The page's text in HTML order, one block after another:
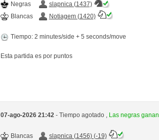
Negras
slapnica (1437)
Blancas
Notiagem (1420)
Tiempo: 2 minutes/side + 5 seconds/move
Esta partida es por puntos
07-ago-2026 21:42 - Tiempo agotado , Las negras ganan
Blancas
slapnica (1456) (-19)